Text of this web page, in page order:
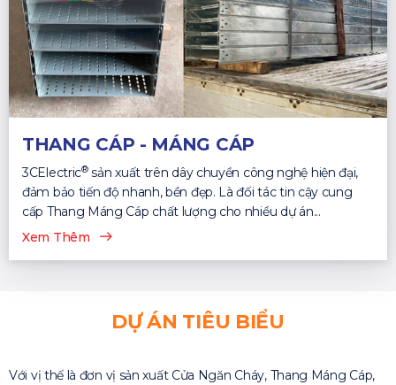
THANG CÁP - MÁNG CÁP
3CElectric®sản xuất trên dây chuyền công nghệ hiện đại,
đảm bảo tiến độ nhanh, bền đẹp. Là đối tác tin cậy cung
cấp Thang Máng Cáp chất lượng cho nhiều dự án...
Xem Thêm
DỰ ÁN TIÊU BIỂU
Với vị thế là đơn vị sản xuất Cửa Ngăn Cháy, Thang Máng Cáp,